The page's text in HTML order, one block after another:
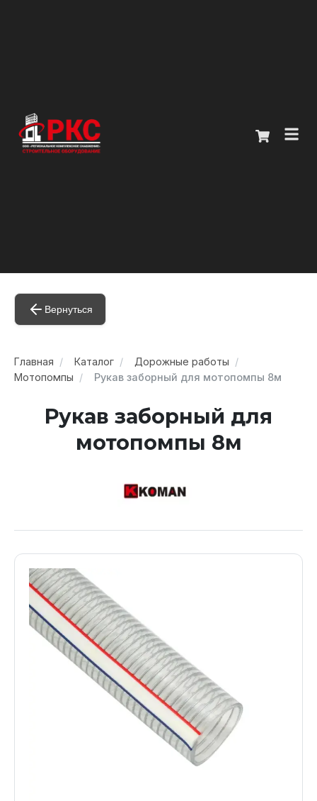
+7 (914) 970-13-62
Вернуться
Главная Каталог
Дорожные работы
Мотопомпы
Рукав заборный для мотопомпы 8м
Рукав заборный для
мотопомпы 8м